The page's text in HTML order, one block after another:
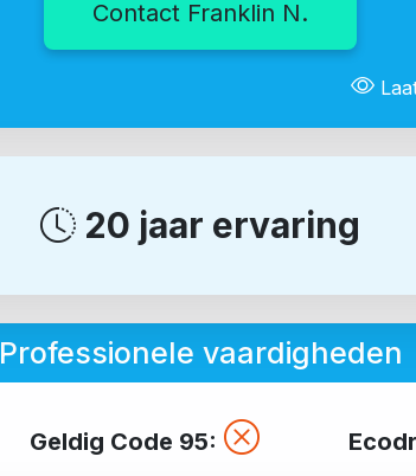
Contact Franklin N.
20 jaar ervaring
Professionele vaardigheden
Geldig Code 95: